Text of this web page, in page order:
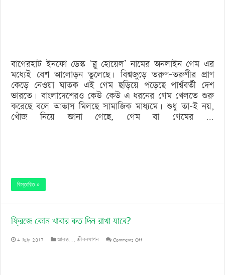
বাগেরহাট ইনফো ডেস্ক ‘ব্লু হোয়েল’ নামের অনলাইন গেম এর
মধ্যেই বেশ আলোড়ন তুলেছে। বিশ্বজুড়ে তরুণ-তরুণীর প্রাণ
কেড়ে নেওয়া ঘাতক এই গেম ছড়িয়ে পড়েছে পার্শ্ববর্তী দেশ
ভারতে। বাংলাদেশেরও কেউ কেউ এ ধরনের গেম খেলতে শুরু
করেছে বলে আভাস মিলছে সামাজিক মাধ্যমে। শুধু তা-ই নয়,
খোঁজ নিয়ে জানা গেছে, গেম বা গেমের …
বিস্তারিত »
ফ্রিজে কোন খাবার কত দিন রাখা যাবে?
4 July 2017 আরও...,জীবনযাপন Comments Offon